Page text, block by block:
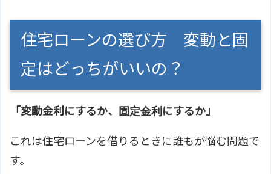
住宅ローンの選び方 変動と固
定はどっちがいいの？
「変動金利にするか、固定金利にするか」
これは住宅ローンを借りるときに誰もが悩む問題で
す。